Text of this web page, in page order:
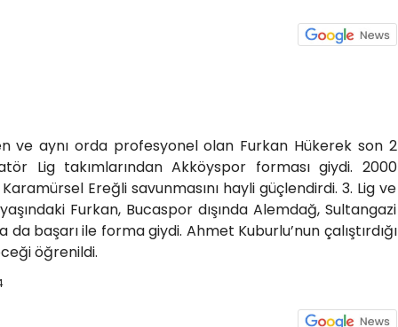
ve aynı orda profesyonel olan Furkan Hükerek son 2
Lig takımlarından Akköyspor forması giydi. 2000
Ereğli savunmasını hayli güçlendirdi. 3. Lig ve
Furkan, Bucaspor dışında Alemdağ, Sultangazi
da başarı ile forma giydi. Ahmet Kuburlu’nun çalıştırdığı
öğrenildi.